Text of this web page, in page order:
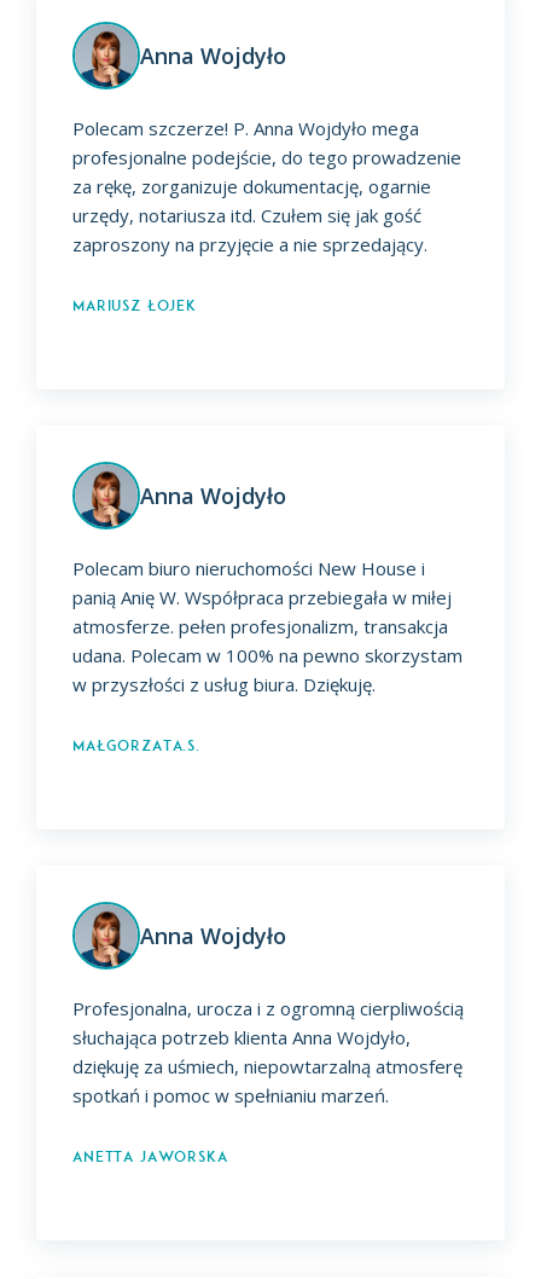
Anna Wojdyło
Polecam szczerze! P. Anna Wojdyło mega
profesjonalne podejście, do tego prowadzenie
za rękę, zorganizuje dokumentację, ogarnie
urzędy, notariusza itd. Czułem się jak gość
zaproszony na przyjęcie a nie sprzedający.
Mariusz Łojek
Anna Wojdyło
Polecam biuro nieruchomości New House i
panią Anię W. Współpraca przebiegała w miłej
atmosferze. pełen profesjonalizm, transakcja
udana. Polecam w 100% na pewno skorzystam
w przyszłości z usług biura. Dziękuję.
Małgorzata.S.
Anna Wojdyło
Profesjonalna, urocza i z ogromną cierpliwością
słuchająca potrzeb klienta Anna Wojdyło,
dziękuję za uśmiech, niepowtarzalną atmosferę
spotkań i pomoc w spełnianiu marzeń.
Anetta Jaworska